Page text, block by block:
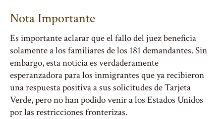
Nota Importante
Es importante aclarar que el fallo del juez beneficia
solamente a los familiares de los 181 demandantes. Sin
embargo, esta noticia es verdaderamente
esperanzadora para los inmigrantes que ya recibieron
una respuesta positiva a sus solicitudes de Tarjeta
Verde, pero no han podido venir a los Estados Unidos
por las restricciones fronterizas.